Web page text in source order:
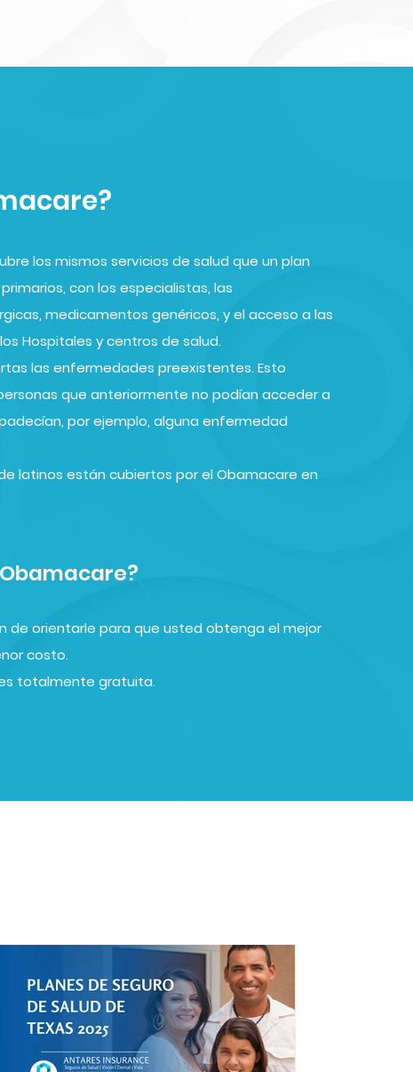
los mismos servicios de salud que un plan
con los especialistas, las
medicamentos genéricos, y el acceso a las
Hospitales y centros de salud.
las enfermedades preexistentes. Esto
que anteriormente no podían acceder a
por ejemplo, alguna enfermedad
latinos están cubiertos por el Obamacare en
de orientarle para que usted obtenga el mejor
costo.
es totalmente gratuita.